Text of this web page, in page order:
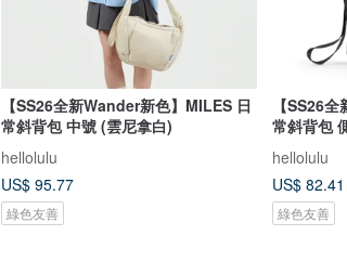
【SS26全新Wander新色】MILES 日
常斜背包 中號 (雲尼拿白)
hellolulu
US$ 95.77
綠色友善
【SS26
常斜背包
hellolulu
US$ 82.41
綠色友善